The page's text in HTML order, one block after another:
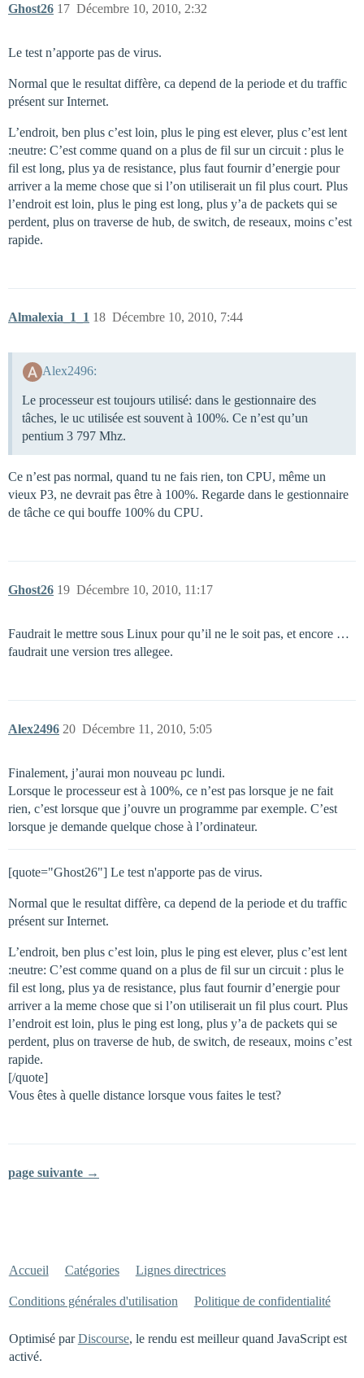
Ghost26 Décembre 10, 2010, 2:32
17
Le test n’apporte pas de virus.
Normal que le resultat diffère, ca depend de la periode et du traffic
présent sur Internet.
L’endroit, ben plus c’est loin, plus le ping est elever, plus c’est lent
:neutre: C’est comme quand on a plus de fil sur un circuit : plus le
fil est long, plus ya de resistance, plus faut fournir d’energie pour
arriver a la meme chose que si l’on utiliserait un fil plus court. Plus
l’endroit est loin, plus le ping est long, plus y’a de packets qui se
perdent, plus on traverse de hub, de switch, de reseaux, moins c’est
rapide.
Almalexia_1_1 Décembre 10, 2010, 7:44
18
Alex2496:
Le processeur est toujours utilisé: dans le gestionnaire des
tâches, le uc utilisée est souvent à 100%. Ce n’est qu’un
pentium 3 797 Mhz.
Ce n’est pas normal, quand tu ne fais rien, ton CPU, même un
vieux P3, ne devrait pas être à 100%. Regarde dans le gestionnaire
de tâche ce qui bouffe 100% du CPU.
Ghost26 Décembre 10, 2010, 11:17
19
Faudrait le mettre sous Linux pour qu’il ne le soit pas, et encore …
faudrait une version tres allegee.
Alex2496 Décembre 11, 2010, 5:05
20
Finalement, j’aurai mon nouveau pc lundi.
Lorsque le processeur est à 100%, ce n’est pas lorsque je ne fait
rien, c’est lorsque que j’ouvre un programme par exemple. C’est
lorsque je demande quelque chose à l’ordinateur.
[quote="Ghost26"] Le test n'apporte pas de virus.
Normal que le resultat diffère, ca depend de la periode et du traffic
présent sur Internet.
L’endroit, ben plus c’est loin, plus le ping est elever, plus c’est lent
:neutre: C’est comme quand on a plus de fil sur un circuit : plus le
fil est long, plus ya de resistance, plus faut fournir d’energie pour
arriver a la meme chose que si l’on utiliserait un fil plus court. Plus
l’endroit est loin, plus le ping est long, plus y’a de packets qui se
perdent, plus on traverse de hub, de switch, de reseaux, moins c’est
rapide.
[/quote]
Vous êtes à quelle distance lorsque vous faites le test?
page suivante →
Accueil Catégories Lignes directrices
Conditions générales d'utilisation Politique de confidentialité
Optimisé parDiscourse, le rendu est meilleur quand JavaScript est
activé.